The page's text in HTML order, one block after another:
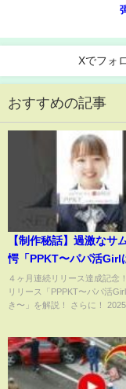
Xでフォ
おすすめの記事
【制作秘話】過激なサ
愕「PPKT〜パパ活Girl
りき〜」❤️四ノ宮澪(れ
#setsuna刹那 #アイドル #刹那
革命
４ヶ月連続リリース達成記念
リリース「PPPKT〜パパ活
き〜」を解説！ さらに！